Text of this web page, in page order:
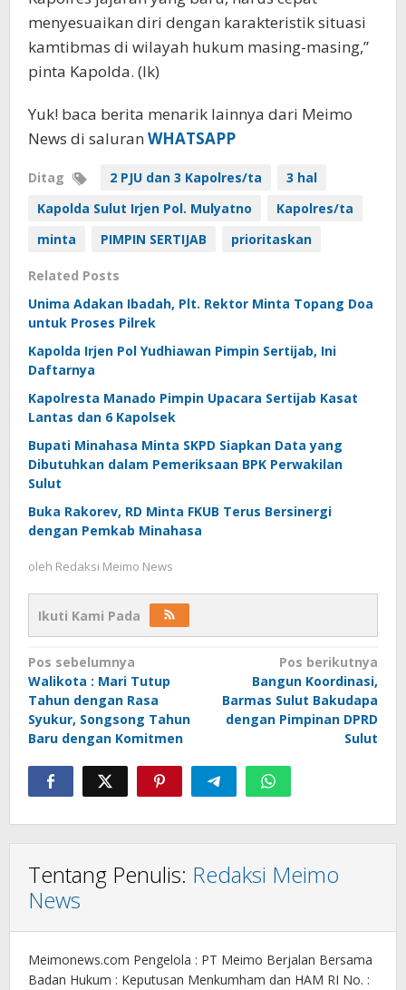
menyesuaikan diri dengan karakteristik situasi
kamtibmas di wilayah hukum masing-masing,”
pinta Kapolda. (lk)
Yuk! baca berita menarik lainnya dari Meimo
News di saluran WHATSAPP
Ditag 2 PJU dan 3 Kapolres/ta
3 hal
Kapolda Sulut Irjen Pol. Mulyatno
Kapolres/ta
minta
PIMPIN SERTIJAB prioritaskan
Related Posts
Unima Adakan Ibadah, Plt. Rektor Minta Topang Doa
untuk Proses Pilrek
Kapolda Irjen Pol Yudhiawan Pimpin Sertijab, Ini
Daftarnya
Kapolresta Manado Pimpin Upacara Sertijab Kasat
Lantas dan 6 Kapolsek
Bupati Minahasa Minta SKPD Siapkan Data yang
Dibutuhkan dalam Pemeriksaan BPK Perwakilan
Sulut
Buka Rakorev, RD Minta FKUB Terus Bersinergi
dengan Pemkab Minahasa
oleh Redaksi Meimo News
Ikuti Kami Pada
Navigasi
pos
Pos sebelumnya
Walikota : Mari Tutup
Tahun dengan Rasa
Syukur, Songsong Tahun
Baru dengan Komitmen
Pos berikutnya
Bangun Koordinasi,
Barmas Sulut Bakudapa
dengan Pimpinan DPRD
Sulut
Tentang Penulis: Redaksi Meimo
News
Meimonews.com Pengelola : PT Meimo Berjalan Bersama
Badan Hukum : Keputusan Menkumham dan HAM RI No. :